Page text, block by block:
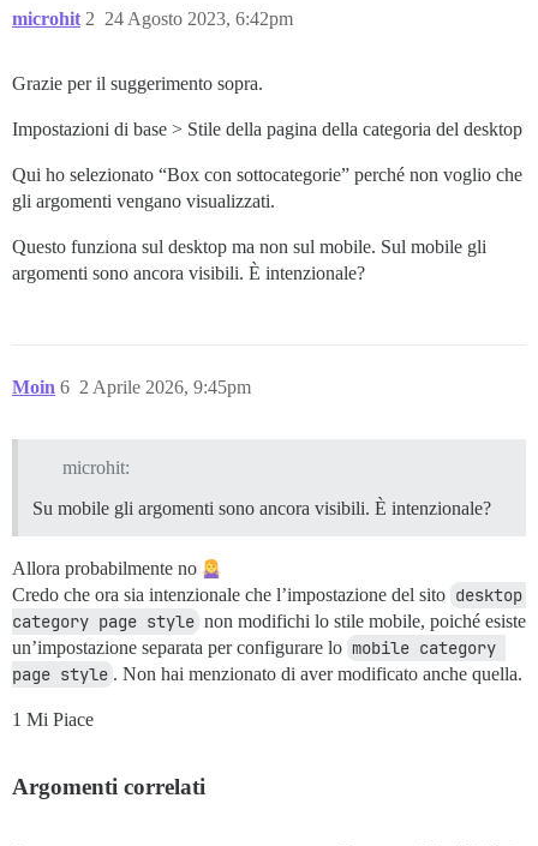
microhit 24 Agosto 2023, 6:42pm
2
Grazie per il suggerimento sopra.
Impostazioni di base > Stile della pagina della categoria del desktop
Qui ho selezionato “Box con sottocategorie” perché non voglio che
gli argomenti vengano visualizzati.
Questo funziona sul desktop ma non sul mobile. Sul mobile gli
argomenti sono ancora visibili. È intenzionale?
Moin 2 Aprile 2026, 9:45pm
6
microhit:
Su mobile gli argomenti sono ancora visibili. È intenzionale?
Allora probabilmente no
Credo che ora sia intenzionale che l’impostazione del sito desktop
category page style non modifichi lo stile mobile, poiché esiste
un’impostazione separata per configurare lo mobile category
page style . Non hai menzionato di aver modificato anche quella.
1 Mi Piace
Argomenti correlati